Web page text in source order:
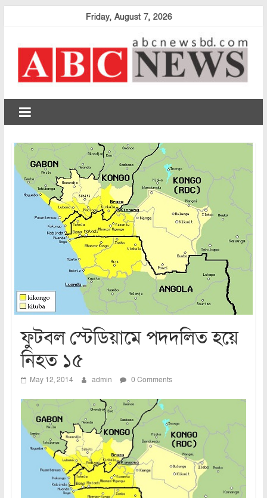
Friday, August 7, 2026
abcnewsbd
ফুটবল স্টেডিয়ামে পদদলিত হয়ে
নিহত ১৫
May 12, 2014 admin 0 Comments